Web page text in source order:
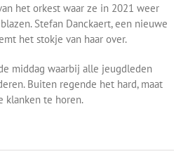
het orkest waar ze in 2021 weer
Stefan Danckaert, een nieuwe
het stokje van haar over.
middag waarbij alle jeugdleden
Buiten regende het hard, maat
klanken te horen.